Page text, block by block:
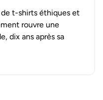
t-shirts éthiques et
rouvre une
dix ans après sa